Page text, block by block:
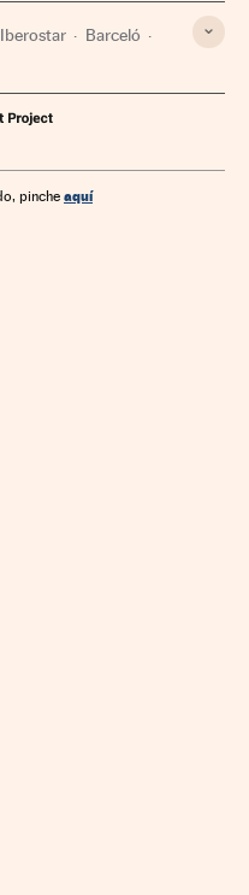
Barceló
Enfermedades
pinche aquí